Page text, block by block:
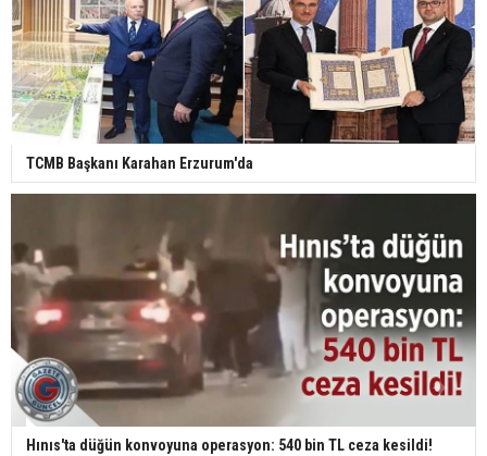
TCMB Başkanı Karahan Erzurum'da
Hınıs'ta düğün konvoyuna operasyon: 540 bin TL ceza kesildi!